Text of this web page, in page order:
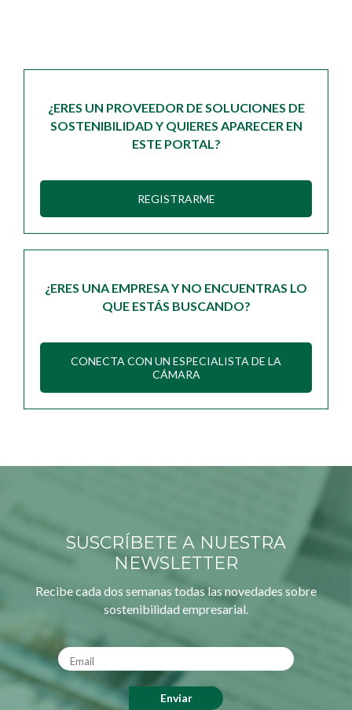
¿ERES UN PROVEEDOR DE SOLUCIONES DE
SOSTENIBILIDAD Y QUIERES APARECER EN
ESTE PORTAL?
REGISTRARME
¿ERES UNA EMPRESA Y NO ENCUENTRAS LO
QUE ESTÁS BUSCANDO?
CONECTA CON UN ESPECIALISTA DE LA
CÁMARA
SUSCRÍBETE A NUESTRA
NEWSLETTER
Recibe cada dos semanas todas las novedades sobre
sostenibilidad empresarial.